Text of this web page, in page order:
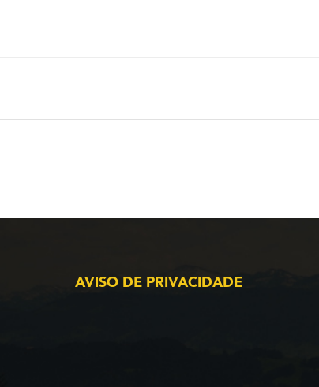
AVISO DE PRIVACIDADE